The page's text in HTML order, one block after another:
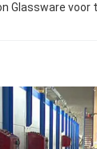
Glassware